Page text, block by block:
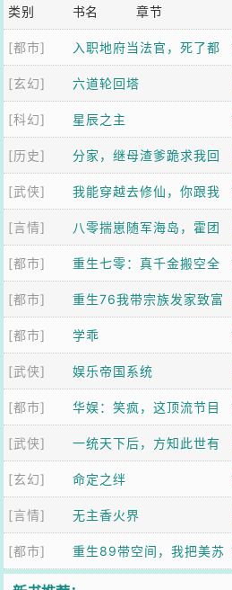
类别 书名 章节
[都市] 入职地府当法官，死了都
还要上班
[玄幻] 六道轮回塔
[科幻] 星辰之主
[历史] 分家，继母渣爹跪求我回
家
[武侠] 我能穿越去修仙，你跟我
分手？
[言情] 八零揣崽随军海岛，霍团
长沦陷了
[都市] 重生七零：真千金搬空全
家去随军
[都市] 重生76我带宗族发家致富
[都市] 学乖
[武侠] 娱乐帝国系统
[都市] 华娱：笑疯，这顶流节目
效果爆炸
[武侠] 一统天下后，方知此世有
仙
[玄幻] 命定之绊
[言情] 无主香火界
[都市] 重生89带空间，我把美苏
搬空了